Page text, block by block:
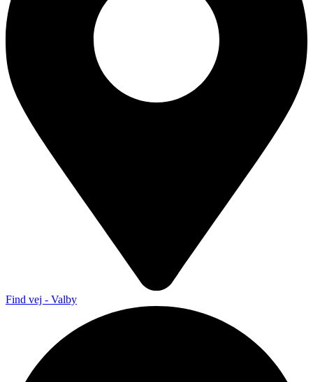
Find vej - Valby